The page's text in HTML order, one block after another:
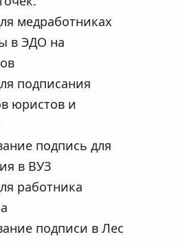
медработниках
в ЭДО на
подписания
юристов и
подпись для
в ВУЗ
работника
подписи в Лес